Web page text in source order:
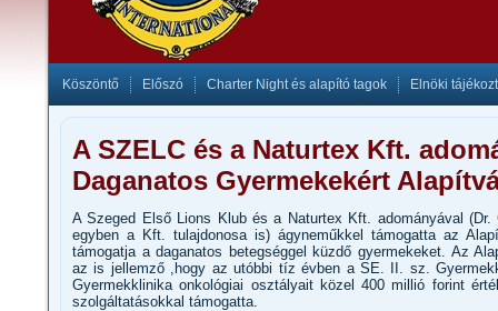
Köszöntő Előszó Charter Night és alapító tagok Elnöki
A SZELC és a Naturtex Kft.
Daganatos Gyermekekért
A Szeged Első Lions Klub és a Naturtex Kft. adományával
egyben a Kft. tulajdonosa is) ágyneműkkel támogatta az
támogatja a daganatos betegséggel küzdő gyermekeket. Az
az is jellemző ,hogy az utóbbi tíz évben a SE. II. sz.
Gyermekklinika onkológiai osztályait közel 400 millió forint
szolgáltatásokkal támogatta.